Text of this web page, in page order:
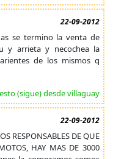
22-09-2012
se termino la venta de
y arrieta y necochea la
de los mismos q
(sigue) desde villaguay
22-09-2012
RESPONSABLES DE QUE
HAY MAS DE 3000